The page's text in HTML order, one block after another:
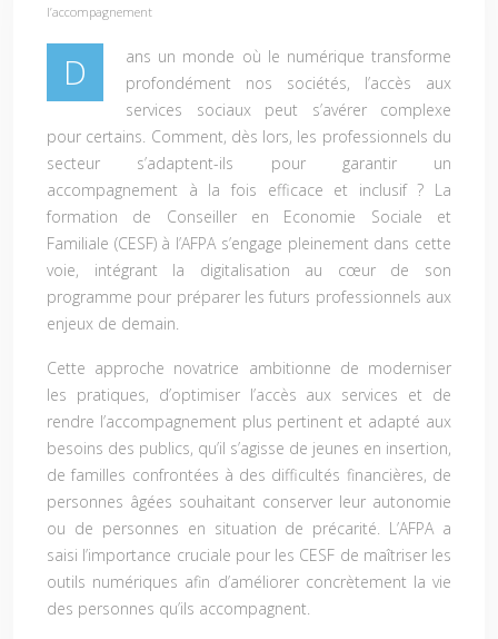
l’accompagnement
D
ans un monde où le numérique transforme
profondément nos sociétés, l’accès aux
services sociaux peut s’avérer complexe
pour certains. Comment, dès lors, les professionnels du
secteur s’adaptent-ils pour garantir un
accompagnement à la fois efficace et inclusif ? La
formation de Conseiller en Economie Sociale et
Familiale (CESF) à l’AFPA s’engage pleinement dans cette
voie, intégrant la digitalisation au cœur de son
programme pour préparer les futurs professionnels aux
enjeux de demain.
Cette approche novatrice ambitionne de moderniser
les pratiques, d’optimiser l’accès aux services et de
rendre l’accompagnement plus pertinent et adapté aux
besoins des publics, qu’il s’agisse de jeunes en insertion,
de familles confrontées à des difficultés financières, de
personnes âgées souhaitant conserver leur autonomie
ou de personnes en situation de précarité. L’AFPA a
saisi l’importance cruciale pour les CESF de maîtriser les
outils numériques afin d’améliorer concrètement la vie
des personnes qu’ils accompagnent.